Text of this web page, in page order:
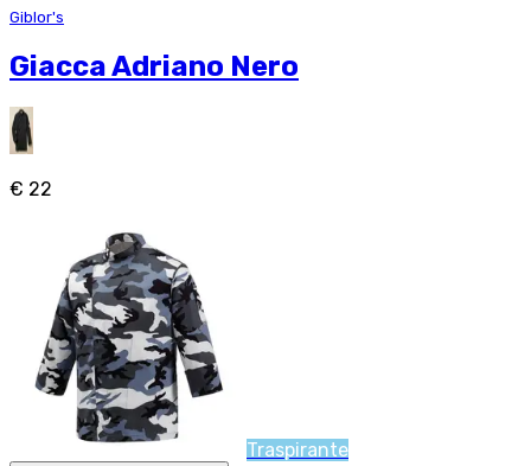
Giblor's
Giacca Adriano Nero
€ 22
Traspirante